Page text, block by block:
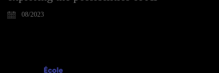
08/2023